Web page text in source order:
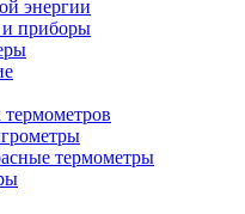
энергии
и приборы
термометры